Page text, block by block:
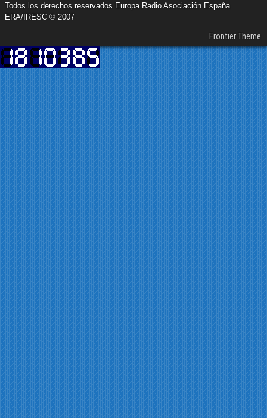
Todos los derechos reservados Europa Radio Asociación España
ERA/IRESC © 2007
Frontier Theme